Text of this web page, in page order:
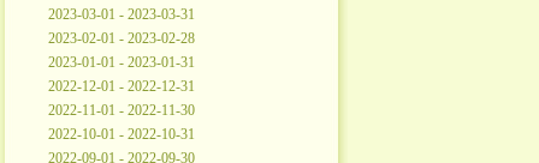
2023-03-01 - 2023-03-31
2023-02-01 - 2023-02-28
2023-01-01 - 2023-01-31
2022-12-01 - 2022-12-31
2022-11-01 - 2022-11-30
2022-10-01 - 2022-10-31
2022-09-01 - 2022-09-30